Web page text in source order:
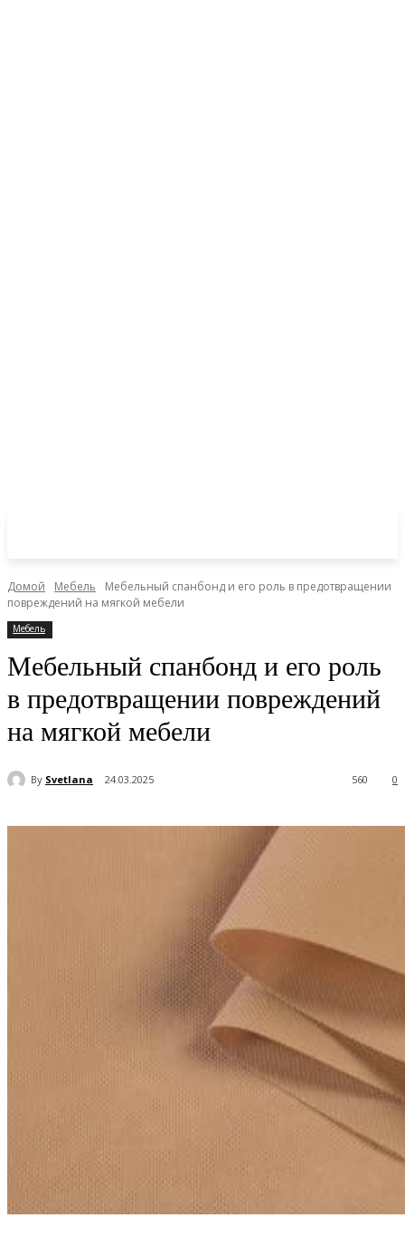
Домой Мебель
Мебельный спанбонд и его роль в предотвращении
повреждений на мягкой мебели
Мебель
Мебельный спанбонд и его роль
в предотвращении повреждений
на мягкой мебели
By Svetlana 24.03.2025 0
560